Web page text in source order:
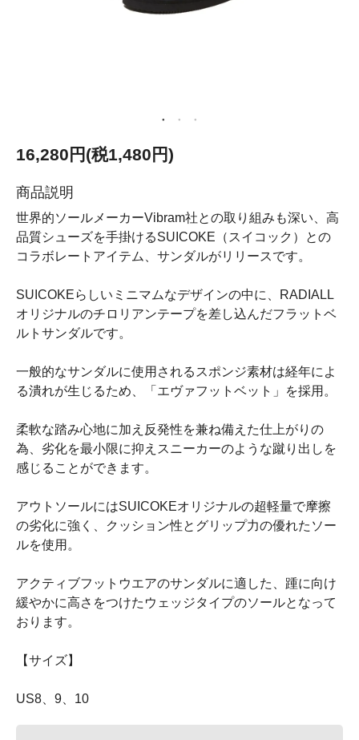
16,280円(税1,480円)
商品説明
世界的ソールメーカーVibram社との取り組みも深い、高
品質シューズを手掛けるSUICOKE（スイコック）との
コラボレートアイテム、サンダルがリリースです。
SUICOKEらしいミニマムなデザインの中に、RADIALL
オリジナルのチロリアンテープを差し込んだフラットベ
ルトサンダルです。
一般的なサンダルに使用されるスポンジ素材は経年によ
る潰れが生じるため、「エヴァフットベット」を採用。
柔軟な踏み心地に加え反発性を兼ね備えた仕上がりの
為、劣化を最小限に抑えスニーカーのような蹴り出しを
感じることができます。
アウトソールにはSUICOKEオリジナルの超軽量で摩擦
の劣化に強く、クッション性とグリップ力の優れたソー
ルを使用。
アクティブフットウエアのサンダルに適した、踵に向け
緩やかに高さをつけたウェッジタイプのソールとなって
おります。
【サイズ】
US8、9、10